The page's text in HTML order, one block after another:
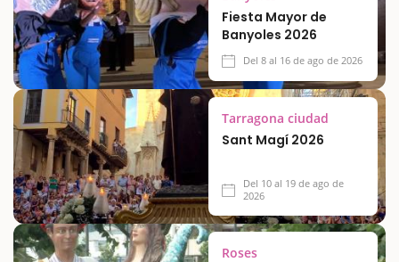
Fiesta Mayor de
Banyoles 2026
Del 8 al 16 de ago de 2026
Tarragona ciudad
Sant Magí 2026
Del 10 al 19 de ago de
2026
Roses